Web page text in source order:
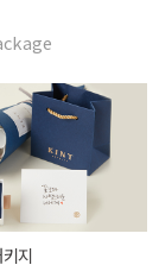
게 패키지